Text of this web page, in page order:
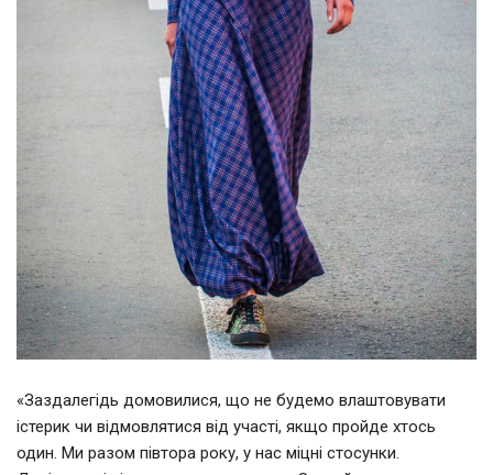
«Заздалегідь домовилися, що не будемо влаштовувати
істерик чи відмовлятися від участі, якщо пройде хтось
один. Ми разом півтора року, у нас міцні стосунки.